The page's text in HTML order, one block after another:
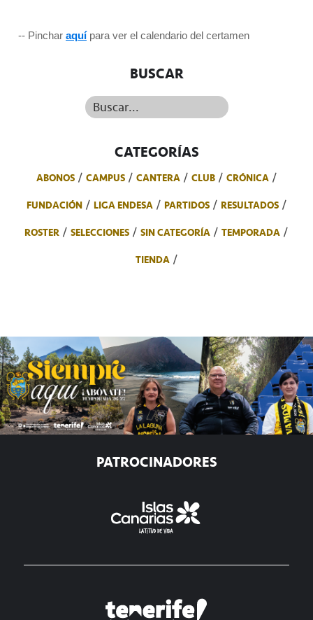
-- Pinchar aquí para ver el calendario del certamen
BUSCAR
Buscar...
CATEGORÍAS
ABONOS CAMPUS CANTERA CLUB
CRÓNICA
FUNDACIÓN
LIGA ENDESA PARTIDOS
RESULTADOS
ROSTER
SELECCIONES SIN CATEGORÍA
TEMPORADA
TIENDA
PATROCINADORES